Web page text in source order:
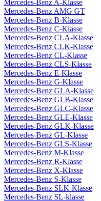
Mercedes-Benz A-Klasse
Mercedes-Benz AMG GT
Mercedes-Benz B-Klasse
Mercedes-Benz C-Klasse
Mercedes-Benz CLA-Klasse
Mercedes-Benz CLK-Klasse
Mercedes-Benz CL-Klasse
Mercedes-Benz CLS-Klasse
Mercedes-Benz E-Klasse
Mercedes-Benz G-Klasse
Mercedes-Benz GLA-Klasse
Mercedes-Benz GLB-Klasse
Mercedes-Benz GLC-Klasse
Mercedes-Benz GLE-Klasse
Mercedes-Benz GLK-Klasse
Mercedes-Benz GL-Klasse
Mercedes-Benz GLS-Klasse
Mercedes-Benz M-Klasse
Mercedes-Benz R-Klasse
Mercedes-Benz X-Klasse
Mercedes-Benz S-Klasse
Mercedes-Benz SLK-Klasse
Mercedes-Benz SL-klasse